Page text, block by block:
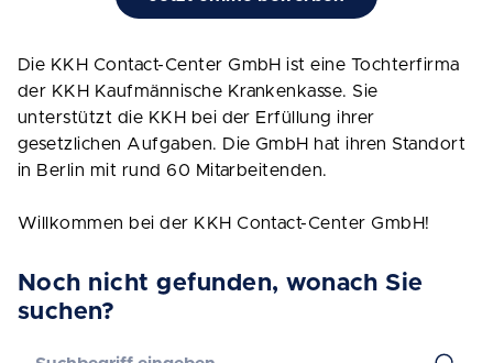
Die KKH Contact-Center GmbH ist eine Tochterfirma
der KKH Kaufmännische Krankenkasse. Sie
unterstützt die KKH bei der Erfüllung ihrer
gesetzlichen Aufgaben. Die GmbH hat ihren Standort
in Berlin mit rund 60 Mitarbeitenden.
Willkommen bei der KKH Contact-Center GmbH!
Noch nicht gefunden, wonach Sie
suchen?